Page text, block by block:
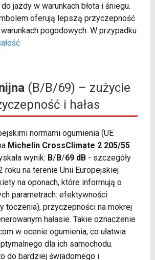
jazdy w warunkach błota i śniegu.
oferują lepszą przyczepność
pogodowych. W przypadku
(B/B/69) – zużycie
i hałas
normami ogumienia (UE
Michelin CrossClimate 2 205/55
wynik: B/B/69 dB- szczegóły
roku na terenie Unii Europejskiej
na oponach, które informują o
parametrach: efektywności
toczenia), przyczepności na mokrej
hałasie. Takie oznaczenie
w ocenie ogumienia, co ułatwia
dla ich samochodu.
do bardziej świadomego i